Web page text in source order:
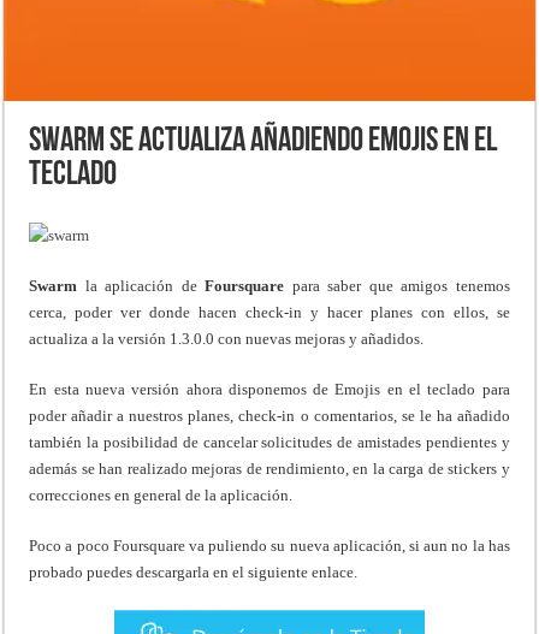
Swarm se actualiza añadiendo Emojis en el
teclado
Swarm la aplicación deFoursquare para saber que amigos tenemos
cerca, poder ver donde hacen check-in y hacer planes con ellos, se
actualiza a la versión 1.3.0.0 con nuevas mejoras y añadidos.
En esta nueva versión ahora disponemos de Emojis en el teclado para
poder añadir a nuestros planes, check-in o comentarios, se le ha añadido
también la posibilidad de cancelar solicitudes de amistades pendientes y
además se han realizado mejoras de rendimiento, en la carga de stickers y
correcciones en general de la aplicación.
Poco a poco Foursquare va puliendo su nueva aplicación, si aun no la has
probado puedes descargarla en el siguiente enlace.